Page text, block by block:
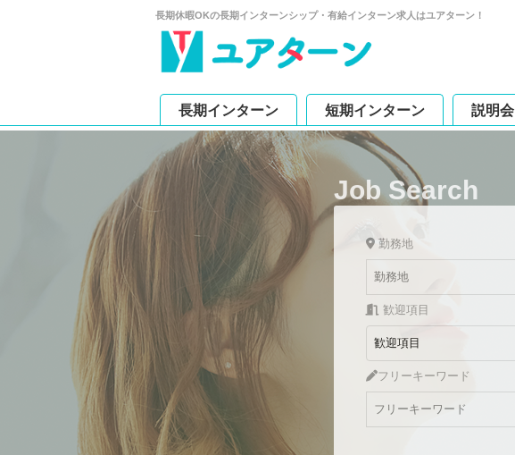
長期休暇OKの長期インターンシップ・有給インターン求人はユアターン！
長期インターン 短期インターン 説明会
Job Search
勤務地
歓迎項目
フリーキーワード